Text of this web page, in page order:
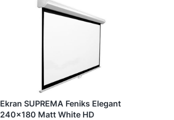
Ekran SUPREMA Feniks Elegant
240x180 Matt White HD